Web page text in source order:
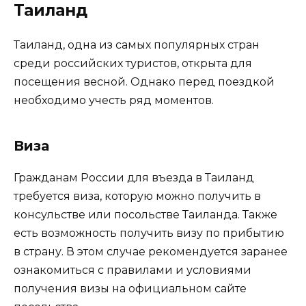
Таиланд
Таиланд, одна из самых популярных стран
среди российских туристов, открыта для
посещения весной. Однако перед поездкой
необходимо учесть ряд моментов.
Виза
Гражданам России для въезда в Таиланд
требуется виза, которую можно получить в
консульстве или посольстве Таиланда. Также
есть возможность получить визу по прибытию
в страну. В этом случае рекомендуется заранее
ознакомиться с правилами и условиями
получения визы на официальном сайте